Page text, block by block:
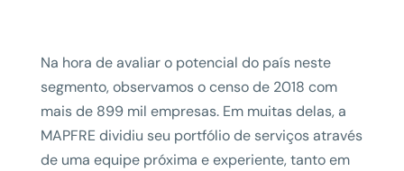
Na hora de avaliar o potencial do país neste
segmento, observamos o censo de 2018 com
mais de 899 mil empresas. Em muitas delas, a
MAPFRE dividiu seu portfólio de serviços através
de uma equipe próxima e experiente, tanto em